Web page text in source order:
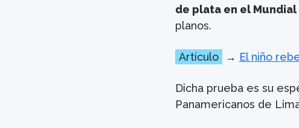
de plata en el
planos.
Artículo → El niño
Dicha prueba es su
Panamericanos de